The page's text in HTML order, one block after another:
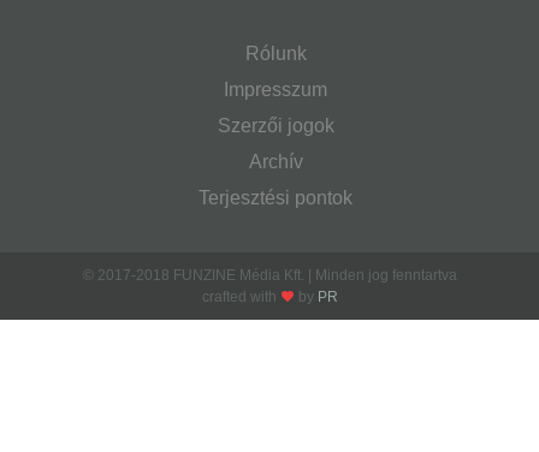
Rólunk
Impresszum
Szerzői jogok
Archív
Terjesztési pontok
© 2017-2018 FUNZINE Média Kft. | Minden jog fenntartva
crafted with
by PR